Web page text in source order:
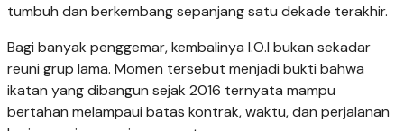
tumbuh dan berkembang sepanjang satu dekade terakhir.
Bagi banyak penggemar, kembalinya I.O.I bukan sekadar
reuni grup lama. Momen tersebut menjadi bukti bahwa
ikatan yang dibangun sejak 2016 ternyata mampu
bertahan melampaui batas kontrak, waktu, dan perjalanan